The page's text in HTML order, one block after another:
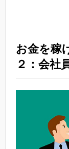
お金を稼
２：会社